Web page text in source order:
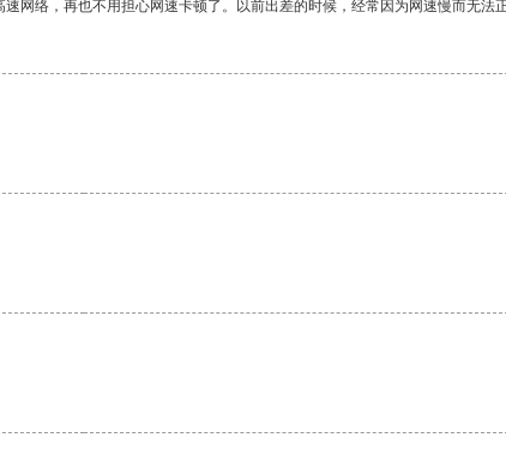
络，再也不用担心网速卡顿了。以前出差的时候，经常因为网速慢而无法